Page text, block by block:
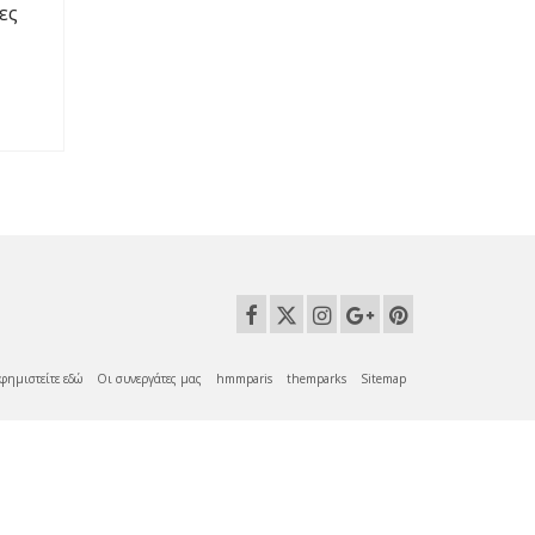
εδώ Οι συνεργάτες μας hmmparis themparks Sitemap